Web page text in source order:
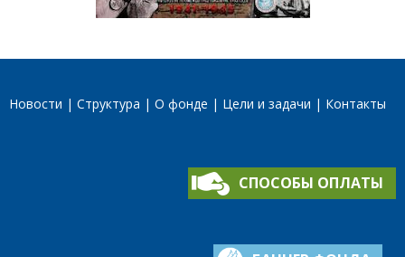
Новости Структура О фонде Цели и задачи Контакты
СПОСОБЫ ОПЛАТЫ